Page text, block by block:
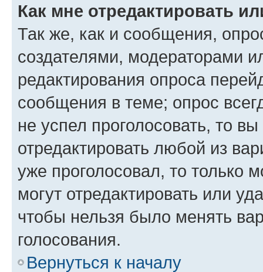
Как мне отредактировать
Так же, как и сообщения,
создателями, модераторами
редактирования опроса
сообщения в теме; опрос
не успел проголосовать, то
отредактировать любой из
уже проголосовал, то только
могут отредактировать или
чтобы нельзя было менять
голосования.
Вернуться к началу